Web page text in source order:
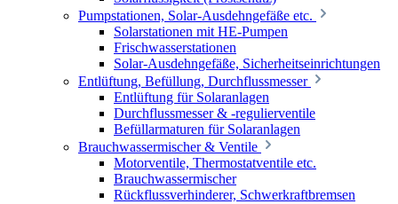
Pumpstationen, Solar-Ausdehngefäße etc.
Solarstationen mit HE-Pumpen
Frischwasserstationen
Solar-Ausdehngefäße, Sicherheitseinrichtungen
Entlüftung, Befüllung, Durchflussmesser
Entlüftung für Solaranlagen
Durchflussmesser & -regulierventile
Befüllarmaturen für Solaranlagen
Brauchwassermischer & Ventile
Motorventile, Thermostatventile etc.
Brauchwassermischer
Rückflussverhinderer, Schwerkraftbremsen